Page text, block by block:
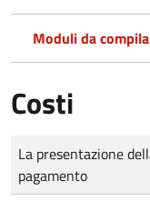
Moduli da
Costi
Tipo di pagamento
Importo
La presentazione
pagamento